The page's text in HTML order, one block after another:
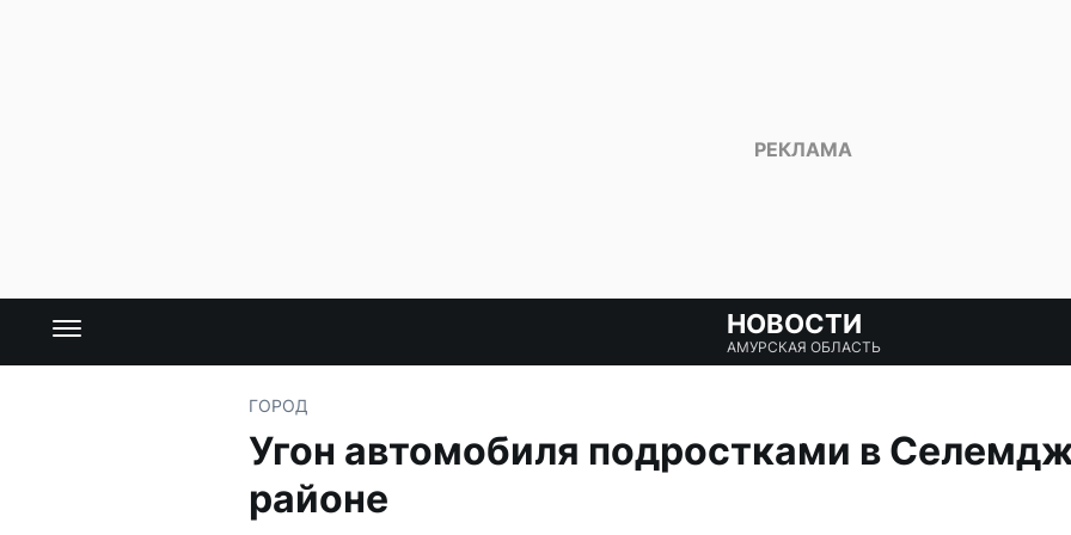
НОВОСТИ
АМУРСКАЯ ОБЛАСТЬ
ГОРОД
Угон автомобиля подростками в
районе